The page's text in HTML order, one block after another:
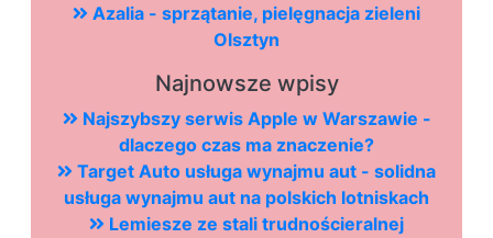
Azalia - sprzątanie, pielęgnacja zieleni
Olsztyn
Najnowsze wpisy
Najszybszy serwis Apple w Warszawie -
dlaczego czas ma znaczenie?
Target Auto usługa wynajmu aut - solidna
usługa wynajmu aut na polskich lotniskach
Lemiesze ze stali trudnościeralnej